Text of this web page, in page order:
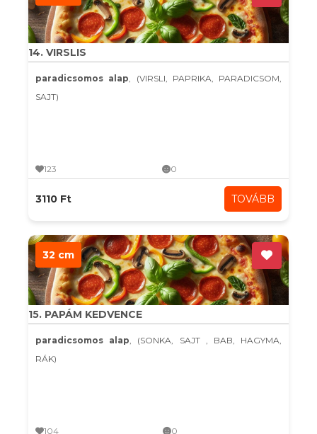
14. VIRSLIS
paradicsomos alap, (VIRSLI, PAPRIKA, PARADICSOM,
SAJT)
123 0
3110 Ft TOVÁBB
32 cm
15. PAPÁM KEDVENCE
paradicsomos alap, (SONKA, SAJT , BAB, HAGYMA,
RÁK)
104 0